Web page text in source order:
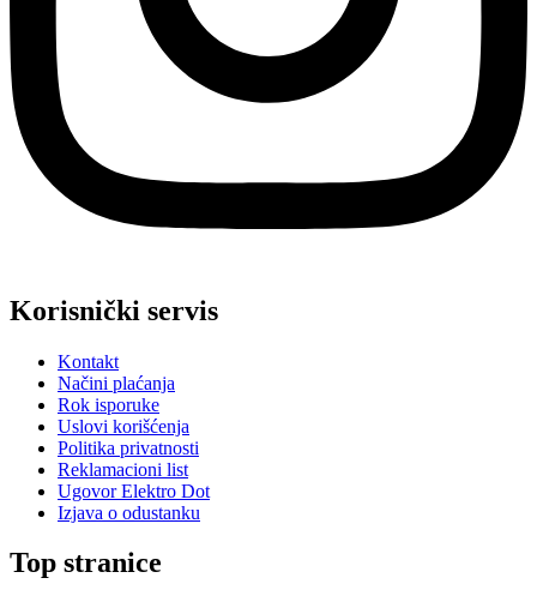
Korisnički servis
Kontakt
Načini plaćanja
Rok isporuke
Uslovi korišćenja
Politika privatnosti
Reklamacioni list
Ugovor Elektro Dot
Izjava o odustanku
Top stranice